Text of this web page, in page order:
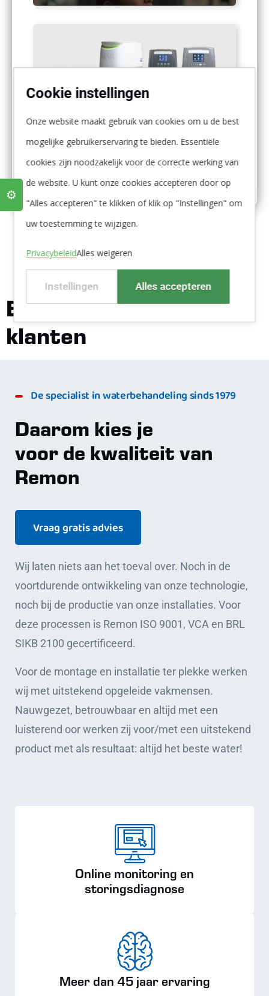
Waterontharders particulieren
Een greep uit onze
klanten
De specialist in waterbehandeling sinds 1979
Daarom kies je
voor de kwaliteit van
Remon
Vraag gratis advies
Wij laten niets aan het toeval over. Noch in de
voortdurende ontwikkeling van onze technologie,
noch bij de productie van onze installaties. Voor
deze processen is Remon ISO 9001, VCA en BRL
SIKB 2100 gecertificeerd.
Voor de montage en installatie ter plekke werken
wij met uitstekend opgeleide vakmensen.
Nauwgezet, betrouwbaar en altijd met een
luisterend oor werken zij voor/met een uitstekend
product met als resultaat: altijd het beste water!
Online monitoring en
storingsdiagnose
Meer dan 45 jaar ervaring
Cookie instellingen
Onze website maakt gebruik van cookies om u de best
mogelijke gebruikerservaring te bieden. Essentiële
cookies zijn noodzakelijk voor de correcte werking van
de website. U kunt onze cookies accepteren door op
"Alles accepteren" te klikken of klik op "Instellingen" om
uw toestemming te wijzigen.
PrivacybeleidAlles weigeren
Instellingen Alles accepteren
⚙️